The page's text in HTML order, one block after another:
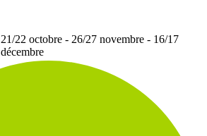
21/22 octobre - 26/27 novembre - 16/17
décembre